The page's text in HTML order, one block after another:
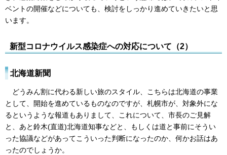
ベントの開催などについても、検討をしっかり進めていきたいと思
います。
新型コロナウイルス感染症への対応について（2）
北海道新聞
どうみん割に代わる新しい旅のスタイル、こちらは北海道の事業
として、開始を進めているものなのですが、札幌市が、対象外にな
るというような報道もありまして、これについて、市長のご見解
と、あと鈴木(直道)北海道知事などと、もしくは道と事前にそうい
った協議などがあってこういった判断になったのか、何かお話はあ
ったのでしょうか。